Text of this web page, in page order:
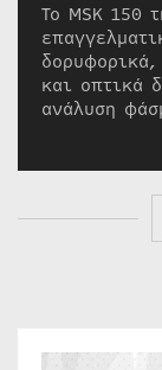
Το MSK 150
και οπτικά
ανάλυση